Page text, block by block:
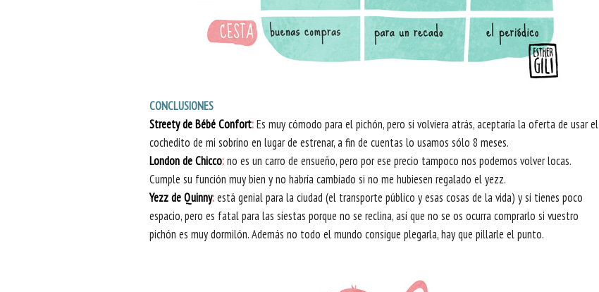
CONCLUSIONES
Streety de Bébé Confort:Es muy cómodo para el pichón, pero si volviera atrás, aceptaría la oferta de usar el
cochedito de mi sobrino en lugar de estrenar, a fin de cuentas lo usamos sólo 8 meses.
London de Chicco:no es un carro de ensueño, pero por ese precio tampoco nos podemos volver locas.
Cumple su función muy bien y no habría cambiado si no me hubiesen regalado el yezz.
Yezz de Quinny:está genial para la ciudad (el transporte público y esas cosas de la vida) y si tienes poco
espacio, pero es fatal para las siestas porque no se reclina, así que no se os ocurra comprarlo si vuestro
pichón es muy dormilón. Además no todo el mundo consigue plegarla, hay que pillarle el punto.